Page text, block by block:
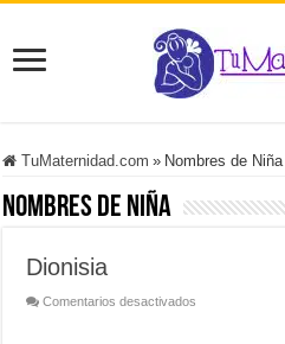
TuMaternidad.com » Nombres de Niña
Nombres de Niña
Dionisia
Comentarios desactivados